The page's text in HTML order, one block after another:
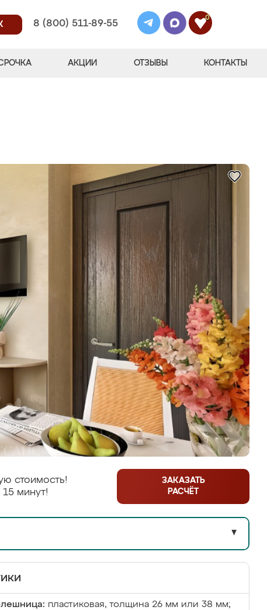
8 (800) 511-89-55
0
АКЦИИ ОТЗЫВЫ КОНТАКТЫ
стоимость!
минут!
ЗАКАЗАТЬ
РАСЧЁТ
▼
пластиковая, толщина 26 мм или 38 мм;